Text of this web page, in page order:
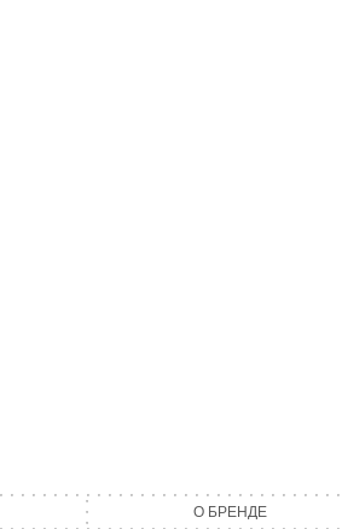
О БРЕНДЕ